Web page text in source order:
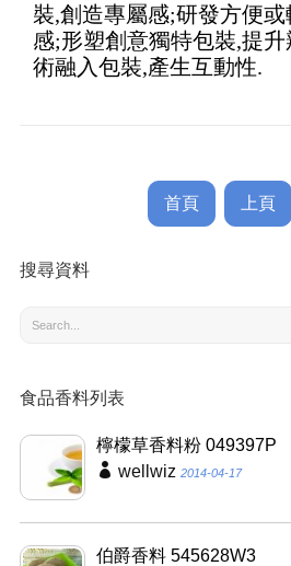
裝,創造專屬感;研發方便
感;形塑創意獨特包裝,提
術融入包裝,產生互動性.
首頁 上頁
搜尋資料
食品香料列表
檸檬草香料粉 049397P
wellwiz 2014-04-17
伯爵香料 545628W3